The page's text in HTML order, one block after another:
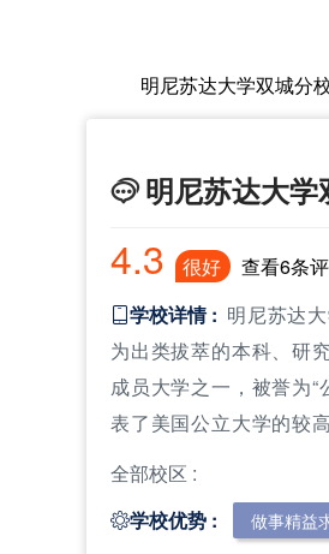
明尼苏达大学双城分
明尼苏达大学双城分校
 明尼苏达大学
4.3 很好 查看6条
 学校详情 : 明尼苏达
为出类拔萃的本科、研
成员大学之一，被誉为
表了美国公立大学的较
全部校区 :
学校优势 : 做事精益